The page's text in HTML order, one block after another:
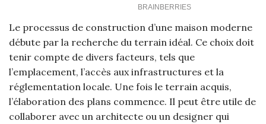
Le processus de construction d’une maison moderne
débute par la recherche du terrain idéal. Ce choix doit
tenir compte de divers facteurs, tels que
l’emplacement, l’accès aux infrastructures et la
réglementation locale. Une fois le terrain acquis,
l’élaboration des plans commence. Il peut être utile de
collaborer avec un architecte ou un designer qui